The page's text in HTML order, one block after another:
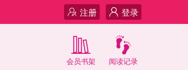
登录
注册
阅读记录
会员书架